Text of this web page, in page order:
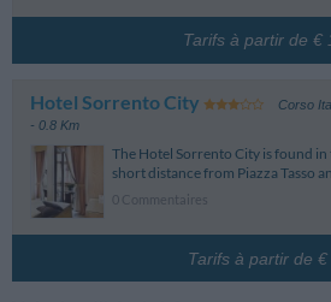
Tarifs à partir de €
Hotel Sorrento City Corso
- 0.8 Km
The Hotel Sorrento City is found
short distance from Piazza Tasso
0 Commentaires
Tarifs à partir de €